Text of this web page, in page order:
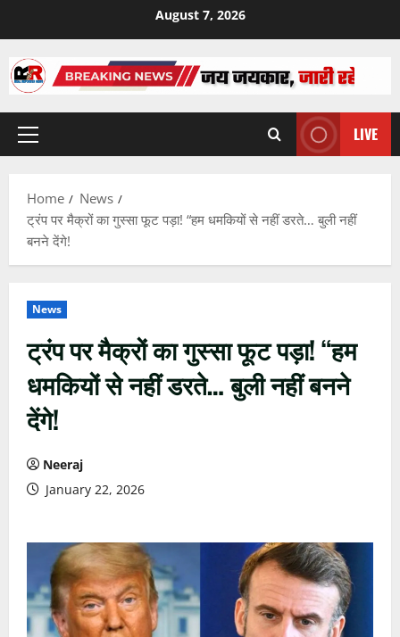
content
August 7, 2026
Primary
LIVE
Home
News
ट्रंप पर मैक्रों का गुस्सा फूट पड़ा! “हम धमकियों से नहीं डरते… बुली नहीं
बनने देंगे!
News
ट्रंप पर मैक्रों का गुस्सा फूट पड़ा! “हम
धमकियों से नहीं डरते… बुली नहीं बनने
देंगे!
Neeraj
January 22, 2026